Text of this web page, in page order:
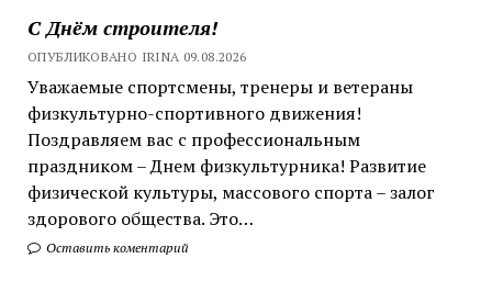
С Днём строителя!
ОПУБЛИКОВАНО IRINA 09.08.2026
Уважаемые спортсмены, тренеры и ветераны
физкультурно-спортивного движения!
Поздравляем вас с профессиональным
праздником – Днем физкультурника! Развитие
физической культуры, массового спорта – залог
здорового общества. Это…
Оставить коментарий